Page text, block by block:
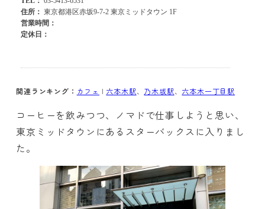
関連ランキング： カフェ | 六本木駅、 乃木坂駅、 六本木一丁目駅
コーヒーを飲みつつ、ノマドで仕事しようと思い、
東京ミッドタウンにあるスターバックスに入りまし
た。